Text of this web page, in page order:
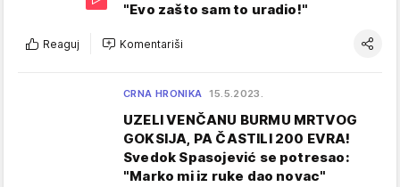
"Evo zašto sam to uradio!"
Reaguj Komentariši
CRNA HRONIKA 15.5.2023.
UZELI VENČANU BURMU MRTVOG
GOKSIJA, PA ČASTILI 200 EVRA!
Svedok Spasojević se potresao:
"Marko mi iz ruke dao novac"